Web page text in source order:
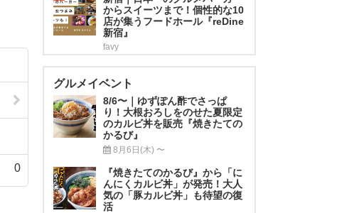
0
からスイーツまで！個性的な10
店が集うフードホール『reDine
新宿』
favy
グルメイベント
8/6〜｜ゆずぽん酢でさっぱ
り！大根おろしをのせた夏限定
のカルビ丼を販売『焼きたての
かるび』
8月6日(木) 〜
『焼きたてのかるび』から「に
んにくカルビ丼」が発売！大人
気の「豚カルビ丼」も待望の復
活